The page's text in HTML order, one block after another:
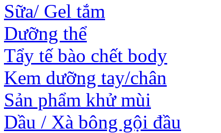
Sữa/ Gel tắm
Dưỡng thể
Tẩy tế bào chết body
Kem dưỡng tay/chân
Sản phẩm khử mùi
Dầu / Xà bông gội đầu